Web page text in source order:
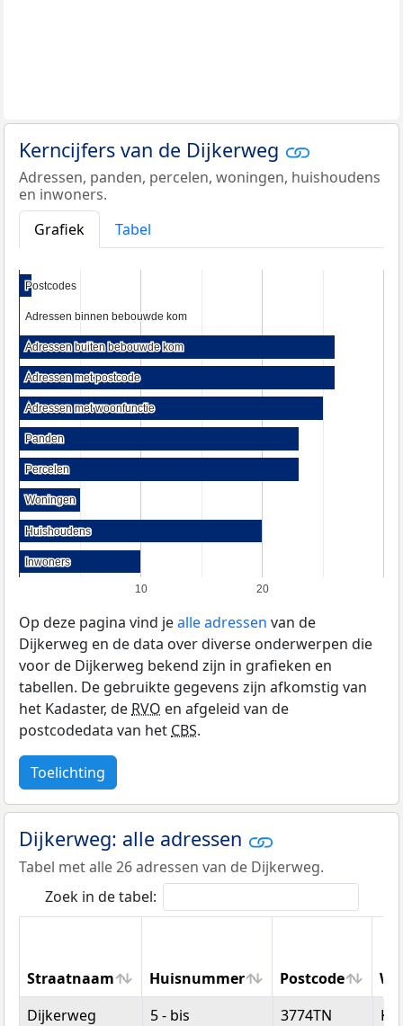
Kerncijfers van de Dijkerweg
Adressen, panden, percelen, woningen, huishoudens
en inwoners.
Grafiek
Tabel
10 20
Postcodes
Postcodes
Adressen binnen bebouwde kom
Adressen binnen bebouwde kom
Adressen buiten bebouwde kom
Adressen buiten bebouwde kom
Adressen met postcode
Adressen met postcode
Adressen met woonfunctie
Adressen met woonfunctie
Panden
Panden
Percelen
Percelen
Woningen
Woningen
Huishoudens
Huishoudens
Inwoners
Inwoners
Op deze pagina vind jealle adressen van de
Dijkerweg en de data over diverse onderwerpen die
voor de Dijkerweg bekend zijn in grafieken en
tabellen. De gebruikte gegevens zijn afkomstig van
het Kadaster, deRVO en afgeleid van de
postcodedata van hetCBS.
Toelichting
Dijkerweg: alle adressen
Tabel met alle 26 adressen van de Dijkerweg.
Zoek in de tabel:
Straatnaam Huisnummer Postcode
Straatnaam
Huisnummer Postcode
Dijkerweg 5 - bis 3774TN